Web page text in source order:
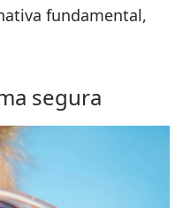
fundamental,
segura